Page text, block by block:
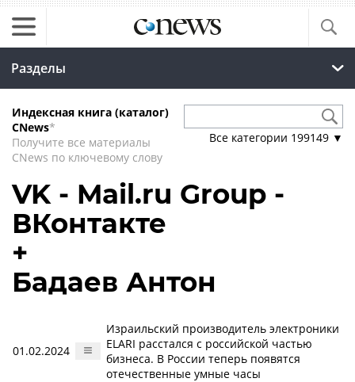
Разделы
Индексная книга (каталог)
CNews*
Получите все материалы
CNews по ключевому слову
Все категории 199149 ▼
VK - Mail.ru Group -
ВКонтакте
+
Бадаев Антон
01.02.2024
Израильский производитель электроники
ELARI расстался с российской частью
бизнеса. В России теперь появятся
отечественные умные часы